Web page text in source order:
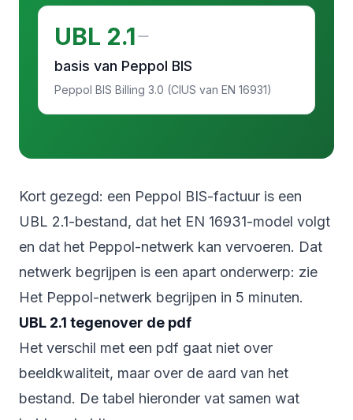
UBL 2.1
basis van Peppol BIS
Peppol BIS Billing 3.0 (CIUS van EN 16931)
Kort gezegd: een Peppol BIS-factuur is een
UBL 2.1-bestand, dat het EN 16931-model volgt
en dat het Peppol-netwerk kan vervoeren. Dat
netwerk begrijpen is een apart onderwerp: zie
Het Peppol-netwerk begrijpen in 5 minuten.
UBL 2.1 tegenover de pdf
Het verschil met een pdf gaat niet over
beeldkwaliteit, maar over de aard van het
bestand. De tabel hieronder vat samen wat